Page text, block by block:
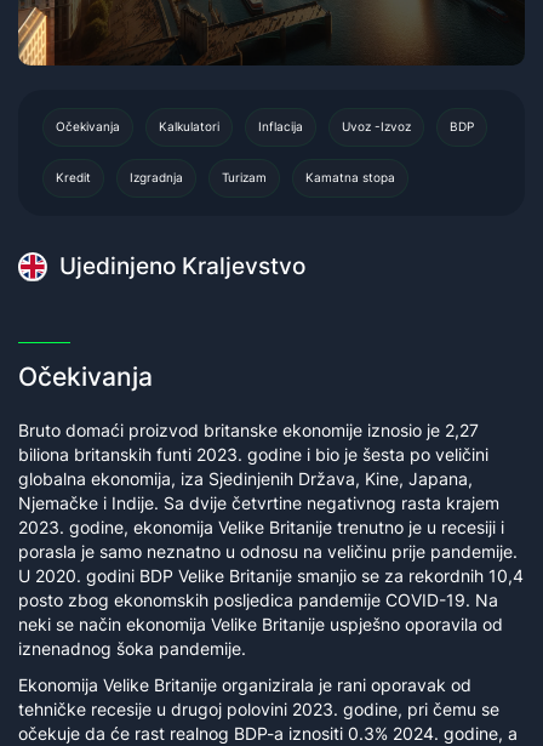
Očekivanja Kalkulatori Inflacija Uvoz -Izvoz BDP
Kredit Izgradnja Turizam Kamatna stopa
Ujedinjeno Kraljevstvo
Očekivanja
Bruto domaći proizvod britanske ekonomije iznosio je 2,27
biliona britanskih funti 2023. godine i bio je šesta po veličini
globalna ekonomija, iza Sjedinjenih Država, Kine, Japana,
Njemačke i Indije. Sa dvije četvrtine negativnog rasta krajem
2023. godine, ekonomija Velike Britanije trenutno je u recesiji i
porasla je samo neznatno u odnosu na veličinu prije pandemije.
U 2020. godini BDP Velike Britanije smanjio se za rekordnih 10,4
posto zbog ekonomskih posljedica pandemije COVID-19. Na
neki se način ekonomija Velike Britanije uspješno oporavila od
iznenadnog šoka pandemije.
Ekonomija Velike Britanije organizirala je rani oporavak od
tehničke recesije u drugoj polovini 2023. godine, pri čemu se
očekuje da će rast realnog BDP-a iznositi 0.3% 2024. godine, a